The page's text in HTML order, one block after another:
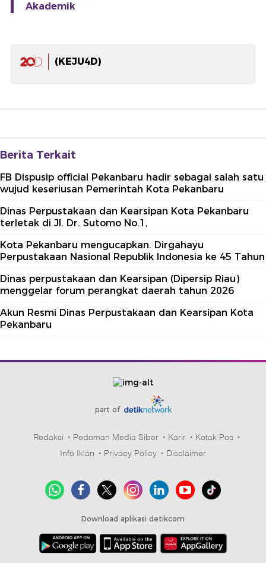
Akademik
(KEJU4D)
Berita Terkait
FB Dispusip official Pekanbaru hadir sebagai salah satu
wujud keseriusan Pemerintah Kota Pekanbaru
Dinas Perpustakaan dan Kearsipan Kota Pekanbaru
terletak di Jl. Dr. Sutomo No.1,
Kota Pekanbaru mengucapkan. Dirgahayu
Perpustakaan Nasional Republik Indonesia ke 45 Tahun
Dinas perpustakaan dan Kearsipan (Dipersip Riau)
menggelar forum perangkat daerah tahun 2026
Akun Resmi Dinas Perpustakaan dan Kearsipan Kota
Pekanbaru
part of
Redaksi Pedoman Media Siber Karir
Kotak Pos
Info Iklan
Privacy Policy Disclaimer
Download aplikasi detikcom